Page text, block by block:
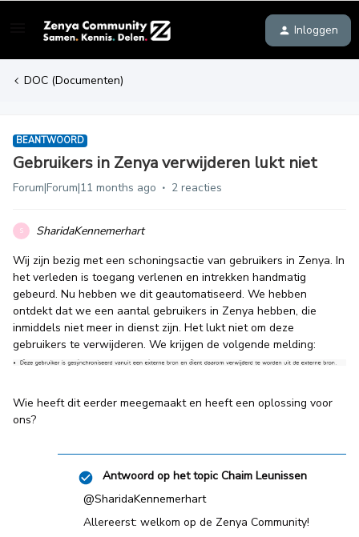
Inloggen
DOC (Documenten)
BEANTWOORD
Gebruikers in Zenya verwijderen lukt niet
Forum|Forum|11 months ago 2 reacties
S
SharidaKennemerhart
Wij zijn bezig met een schoningsactie van gebruikers in Zenya. In
het verleden is toegang verlenen en intrekken handmatig
gebeurd. Nu hebben we dit geautomatiseerd. We hebben
ontdekt dat we een aantal gebruikers in Zenya hebben, die
inmiddels niet meer in dienst zijn. Het lukt niet om deze
gebruikers te verwijderen. We krijgen de volgende melding:
Wie heeft dit eerder meegemaakt en heeft een oplossing voor
ons?
Antwoord op het topic Chaim Leunissen
@SharidaKennemerhart
Allereerst: welkom op de Zenya Community!